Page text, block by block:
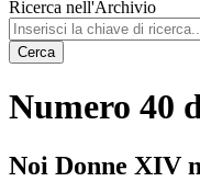
Ricerca nell'Archivio
Cerca
Numero 40
Noi Donne XIV